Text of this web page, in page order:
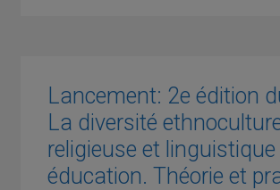
Lancement: 2e édition
La diversité
religieuse et linguistique
éducation. Théorie et